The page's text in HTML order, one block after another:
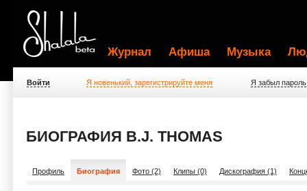
Журнал Афиша Музыка
Войти Я новенький, зарегистрируйте меня Я забыл пароль
БИОГРАФИЯ B.J. THOMAS
Профиль Биография Фото (2) Клипы (0) Дискография (1)